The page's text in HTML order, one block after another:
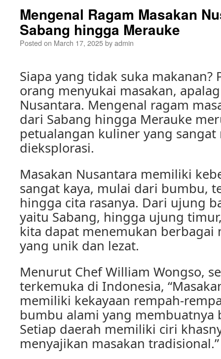
Mengenal Ragam Masakan
Sabang hingga Merauke
Posted on March 17, 2025byadmin
Siapa yang tidak suka makanan?
orang menyukai masakan,
Nusantara. Mengenal ragam
dari Sabang hingga Merauke
petualangan kuliner yang
dieksplorasi.
Masakan Nusantara memiliki
sangat kaya, mulai dari bumbu,
hingga cita rasanya. Dari ujung
yaitu Sabang, hingga ujung
kita dapat menemukan berbagai
yang unik dan lezat.
Menurut Chef William Wongso,
terkemuka di Indonesia,
memiliki kekayaan rempah-
bumbu alami yang membuatnya
Setiap daerah memiliki ciri
menyajikan masakan tradisional.”